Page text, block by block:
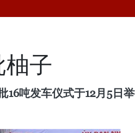
子
16吨发车仪式于12月5日